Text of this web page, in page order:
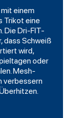
einem
Trikot eine
Die Dri-FIT-
dass Schweiß
wird,
oder
Mesh-
verbessern